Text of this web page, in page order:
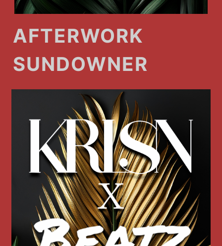
AFTERWORK
SUNDOWNER